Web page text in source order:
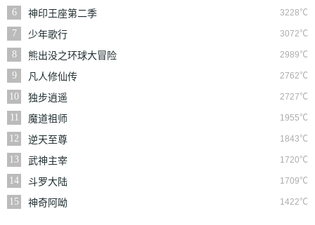
6
3228℃
神印王座第二季
7
3072℃
少年歌行
8
2989℃
熊出没之环球大冒险
9
2762℃
凡人修仙传
10
2727℃
独步逍遥
11
1955℃
魔道祖师
12
1843℃
逆天至尊
13
1720℃
武神主宰
14
1709℃
斗罗大陆
15
1422℃
神奇阿呦